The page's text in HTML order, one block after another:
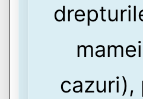
cazuri),